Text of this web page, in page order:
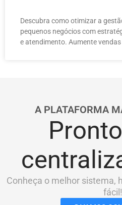
Descubra como otimizar a
pequenos negócios com
e atendimento. Aumente vendas
A PLATAFORMA
Conheça o melhor sistema,
fácil!